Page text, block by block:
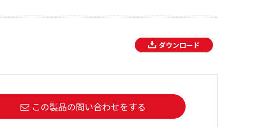
ダウンロード
この製品の問い合わせをする